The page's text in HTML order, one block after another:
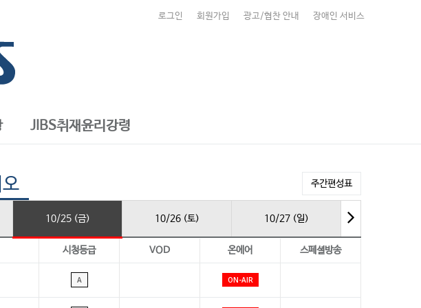
장애인 서비스
광고/협찬 안내
회원가입
로그인
JIBS취재윤리강령
주간편성표
10/25 (금) 10/26 (토) 10/27 (일)
시청등급 VOD 온에어 스페셜방송
A ON-AIR